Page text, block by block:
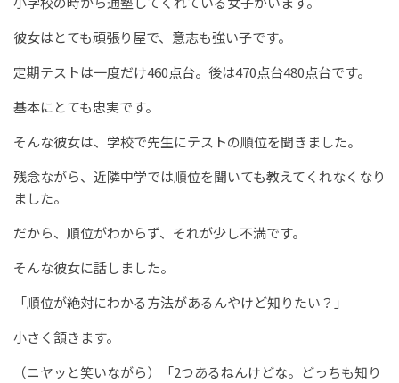
彼女はとても頑張り屋で、意志も強い子です。
定期テストは一度だけ460点台。後は470点台480点台です。
基本にとても忠実です。
そんな彼女は、学校で先生にテストの順位を聞きました。
残念ながら、近隣中学では順位を聞いても教えてくれなくなり
ました。
だから、順位がわからず、それが少し不満です。
そんな彼女に話しました。
「順位が絶対にわかる方法があるんやけど知りたい？」
小さく頷きます。
（ニヤッと笑いながら）「2つあるねんけどな。どっちも知り